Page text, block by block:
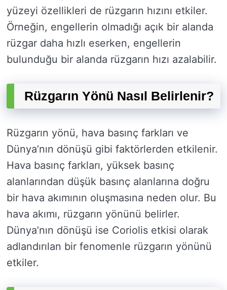
yüzeyi özellikleri de rüzgarın hızını etkiler.
Örneğin, engellerin olmadığı açık bir alanda
rüzgar daha hızlı eserken, engellerin
bulunduğu bir alanda rüzgarın hızı azalabilir.
Rüzgarın Yönü Nasıl Belirlenir?
Rüzgarın yönü, hava basınç farkları ve
Dünya’nın dönüşü gibi faktörlerden etkilenir.
Hava basınç farkları, yüksek basınç
alanlarından düşük basınç alanlarına doğru
bir hava akımının oluşmasına neden olur. Bu
hava akımı, rüzgarın yönünü belirler.
Dünya’nın dönüşü ise Coriolis etkisi olarak
adlandırılan bir fenomenle rüzgarın yönünü
etkiler.